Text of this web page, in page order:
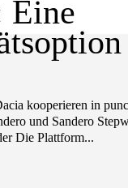
Eine
verfügbar Leasing-Sonderkonditionen für ADAC Mitglieder Die Plattform...